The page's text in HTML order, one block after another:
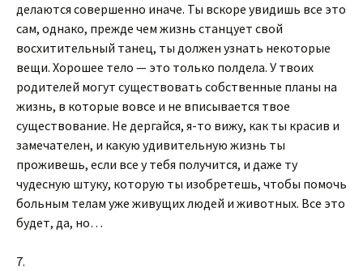
делаются совершенно иначе. Ты вскоре увидишь все это
сам, однако, прежде чем жизнь станцует свой
восхитительный танец, ты должен узнать некоторые
вещи. Хорошее тело — это только полдела. У твоих
родителей могут существовать собственные планы на
жизнь, в которые вовсе и не вписывается твое
существование. Не дергайся, я-то вижу, как ты красив и
замечателен, и какую удивительную жизнь ты
проживешь, если все у тебя получится, и даже ту
чудесную штуку, которую ты изобретешь, чтобы помочь
больным телам уже живущих людей и животных. Все это
будет, да, но…
7.